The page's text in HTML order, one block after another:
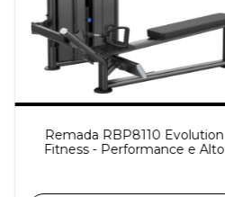
Remada RBP8110 Evolution
Fitness - Performance e Alto